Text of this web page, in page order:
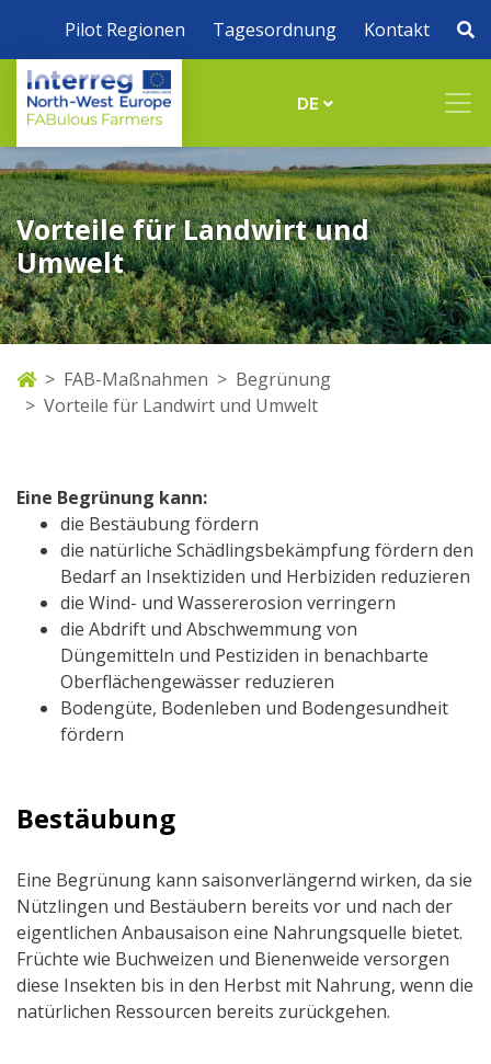
Pilot Regionen Tagesordnung Kontakt
DE
Vorteile für Landwirt und
Umwelt
FAB-Maßnahmen
Begrünung
Vorteile für Landwirt und Umwelt
Eine Begrünung kann:
die Bestäubung fördern
die natürliche Schädlingsbekämpfung fördern den
Bedarf an Insektiziden und Herbiziden reduzieren
die Wind- und Wassererosion verringern
die Abdrift und Abschwemmung von
Düngemitteln und Pestiziden in benachbarte
Oberflächengewässer reduzieren
Bodengüte, Bodenleben und Bodengesundheit
fördern
Bestäubung
Eine Begrünung kann saisonverlängernd wirken, da sie
Nützlingen und Bestäubern bereits vor und nach der
eigentlichen Anbausaison eine Nahrungsquelle bietet.
Früchte wie Buchweizen und Bienenweide versorgen
diese Insekten bis in den Herbst mit Nahrung, wenn die
natürlichen Ressourcen bereits zurückgehen.